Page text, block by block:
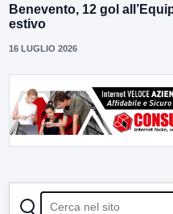
Benevento, 12 gol
estivo
16 LUGLIO 2026
CERCA